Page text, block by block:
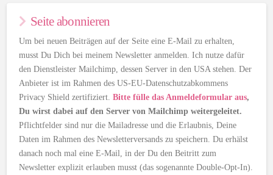
Seite abonnieren
Um bei neuen Beiträgen auf der Seite eine E-Mail zu erhalten,
musst Du Dich bei meinem Newsletter anmelden. Ich nutze dafür
den Dienstleister Mailchimp, dessen Server in den USA stehen. Der
Anbieter ist im Rahmen des US-EU-Datenschutzabkommens
Privacy Shield zertifiziert.Bitte fülle das Anmeldeformular aus,
Du wirst dabei auf den Server von Mailchimp weitergeleitet.
Pflichtfelder sind nur die Mailadresse und die Erlaubnis, Deine
Daten im Rahmen des Newsletterversands zu speichern. Du erhälst
danach noch mal eine E-Mail, in der Du den Beitritt zum
Newsletter explizit erlauben musst (das sogenannte Double-Opt-In).